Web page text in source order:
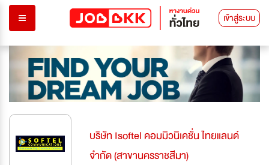
เข้าสู่ระบบ
บริษัท Isoftel คอมมิวนิเคชั่น ไทยแลนด์
จำกัด (สาขานครราชสีมา)